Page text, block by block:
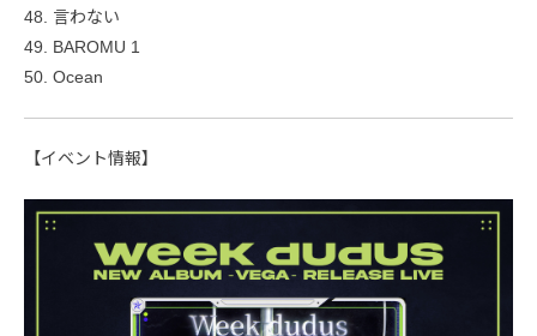
48. 言わない
49. BAROMU 1
50. Ocean
【イベント情報】